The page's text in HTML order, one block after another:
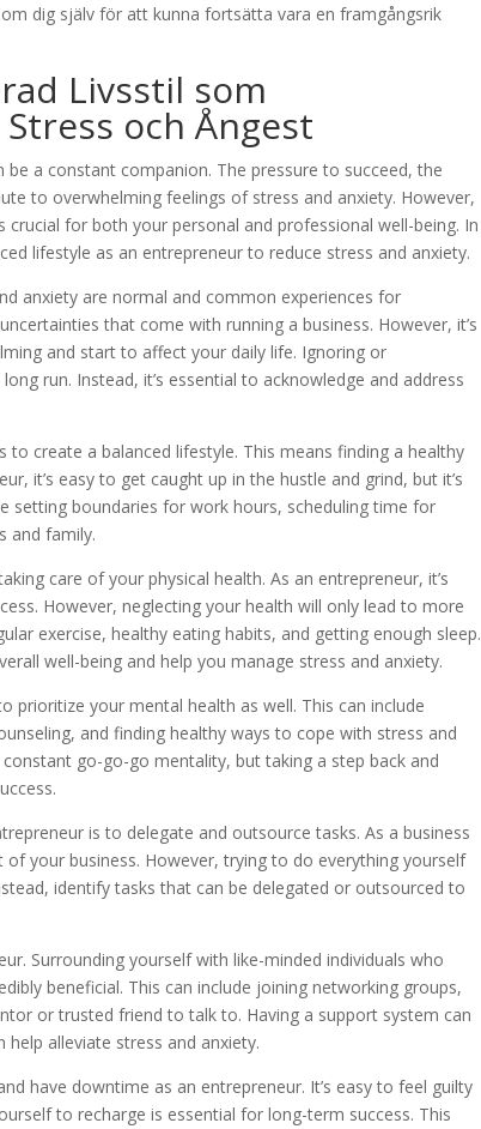
dig själv för att kunna fortsätta vara en framgångsrik
Livsstil som
och Ångest
a constant companion. The pressure to succeed, the
to overwhelming feelings of stress and anxiety. However,
for both your personal and professional well-being. In
lifestyle as an entrepreneur to reduce stress and anxiety.
anxiety are normal and common experiences for
that come with running a business. However, it’s
and start to affect your daily life. Ignoring or
run. Instead, it’s essential to acknowledge and address
create a balanced lifestyle. This means finding a healthy
it’s easy to get caught up in the hustle and grind, but it’s
setting boundaries for work hours, scheduling time for
and family.
care of your physical health. As an entrepreneur, it’s
However, neglecting your health will only lead to more
exercise, healthy eating habits, and getting enough sleep.
well-being and help you manage stress and anxiety.
prioritize your mental health as well. This can include
and finding healthy ways to cope with stress and
go-go-go mentality, but taking a step back and
is to delegate and outsource tasks. As a business
your business. However, trying to do everything yourself
identify tasks that can be delegated or outsourced to
Surrounding yourself with like-minded individuals who
beneficial. This can include joining networking groups,
or trusted friend to talk to. Having a support system can
alleviate stress and anxiety.
have downtime as an entrepreneur. It’s easy to feel guilty
to recharge is essential for long-term success. This